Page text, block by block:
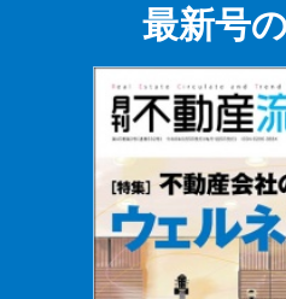
最新号